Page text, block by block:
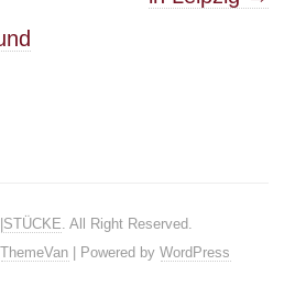
. All Right Reserved.
ThemeVan | Powered byWordPress